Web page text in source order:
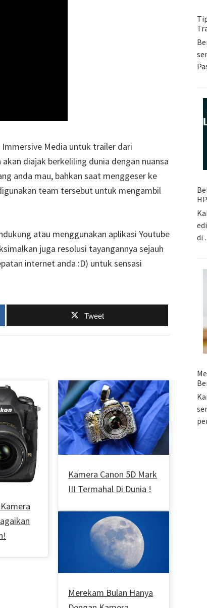
Media untuk trailer dari
diajak berkeliling dunia dengan nuansa
anda mau, bahkan saat menggeser ke
team tersebut untuk mengambil
atau menggunakan aplikasi Youtube
juga resolusi tayangannya sejauh
internet anda :D) untuk sensasi
Tweet
Kamera Canon 5D Mark
III Termahal Di Dunia !
Merekam Bulan Hanya
di